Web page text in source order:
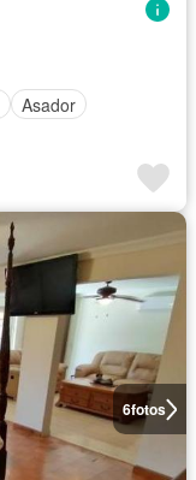
Asador
6fotos